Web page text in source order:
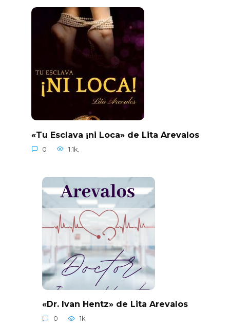
«Tu Esclava ¡ni Loca» de Lita Arevalos
0 1.1k.
«Dr. Ivan Hentz» de Lita Arevalos
0 1k.